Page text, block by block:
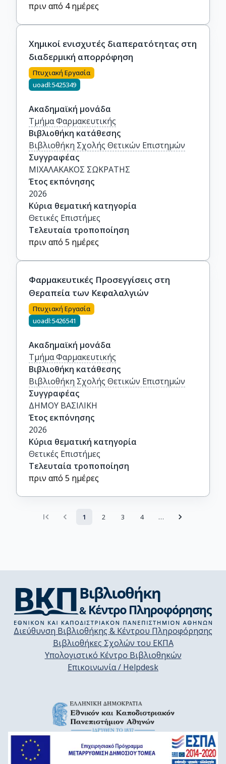
πριν από 4 ημέρες
Χημικοί ενισχυτές διαπερατότητας στη
διαδερμική απορρόφηση
Πτυχιακή Εργασία
uoadl:5425349
Ακαδημαϊκή μονάδα
Τμήμα Φαρμακευτικής
Βιβλιοθήκη κατάθεσης
Βιβλιοθήκη Σχολής Θετικών Επιστημών
Συγγραφέας
ΜΙΧΑΛΑΚΑΚΟΣ ΣΩΚΡΑΤΗΣ
Έτος εκπόνησης
2026
Κύρια θεματική κατηγορία
Θετικές Επιστήμες
Τελευταία τροποποίηση
πριν από 5 ημέρες
Φαρμακευτικές Προσεγγίσεις στη
Θεραπεία των Κεφαλαλγιών
Πτυχιακή Εργασία
uoadl:5426541
Ακαδημαϊκή μονάδα
Τμήμα Φαρμακευτικής
Βιβλιοθήκη κατάθεσης
Βιβλιοθήκη Σχολής Θετικών Επιστημών
Συγγραφέας
ΔΗΜΟΥ ΒΑΣΙΛΙΚΗ
Έτος εκπόνησης
2026
Κύρια θεματική κατηγορία
Θετικές Επιστήμες
Τελευταία τροποποίηση
πριν από 5 ημέρες
1 2 3 4 …
Διεύθυνση Βιβλιοθήκης & Κέντρου Πληροφόρησης
Βιβλιοθήκες Σχολών του ΕΚΠΑ
Υπολογιστικό Κέντρο Βιβλιοθηκών
Επικοινωνία / Helpdesk